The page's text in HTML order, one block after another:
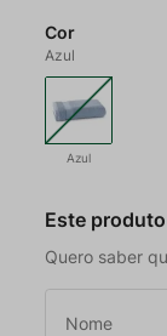
Cor
Azul
Azul
Este
Quero saber